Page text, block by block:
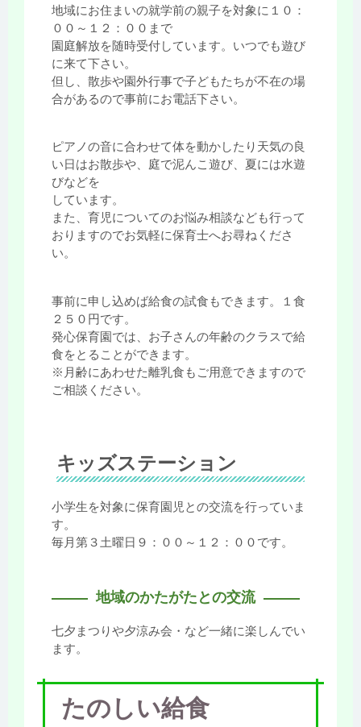
地域にお住まいの就学前の親子を対象に１０：
００～１２：００まで
園庭解放を随時受付しています。いつでも遊び
に来て下さい。
但し、散歩や園外行事で子どもたちが不在の場
合があるので事前にお電話下さい。
ピアノの音に合わせて体を動かしたり天気の良
い日はお散歩や、庭で泥んこ遊び、夏には水遊
びなどを
しています。
また、育児についてのお悩み相談なども行って
おりますのでお気軽に保育士へお尋ねくださ
い。
事前に申し込めば給食の試食もできます。１食
２５０円です。
発心保育園では、お子さんの年齢のクラスで給
食をとることができます。
※月齢にあわせた離乳食もご用意できますので
ご相談ください。
キッズステーション
小学生を対象に保育園児との交流を行っていま
す。
毎月第３土曜日９：００～１２：００です。
地域のかたがたとの交流
七夕まつりや夕涼み会・など一緒に楽しんでい
ます。
たのしい給食